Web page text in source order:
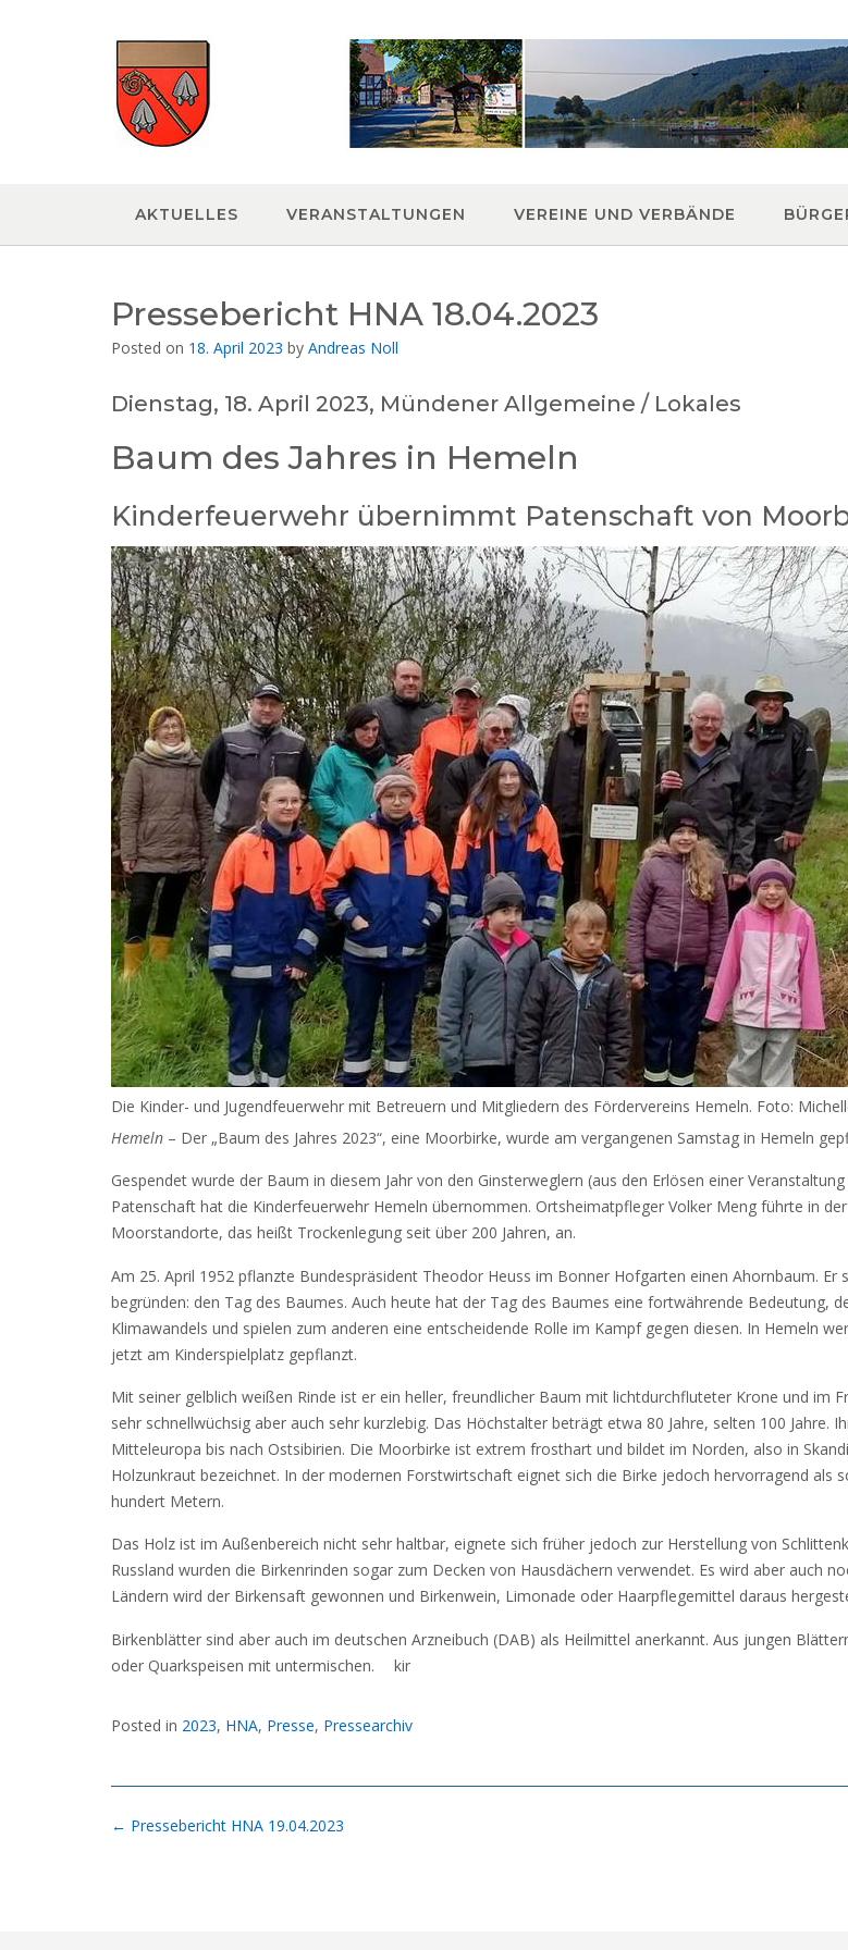
AKTUELLES VERANSTALTUNGEN VEREINE UND VERBÄNDE
Pressebericht HNA 18.04.2023
Posted on 18. April 2023 by Andreas Noll
Dienstag, 18. April 2023, Mündener Allgemeine / Lokales
Baum des Jahres in Hemeln
Kinderfeuerwehr übernimmt Patenschaft von
Die Kinder- und Jugendfeuerwehr mit Betreuern und Mitgliedern des Fördervereins Hemeln. Foto:
Hemeln – Der „Baum des Jahres 2023“, eine Moorbirke, wurde am vergangenen Samstag in Hemeln
Gespendet wurde der Baum in diesem Jahr von den Ginsterweglern (aus den Erlösen einer
Patenschaft hat die Kinderfeuerwehr Hemeln übernommen. Ortsheimatpfleger Volker Meng führte in
Moorstandorte, das heißt Trockenlegung seit über 200 Jahren, an.
Am 25. April 1952 pflanzte Bundespräsident Theodor Heuss im Bonner Hofgarten einen Ahornbaum.
begründen: den Tag des Baumes. Auch heute hat der Tag des Baumes eine fortwährende Bedeutung,
Klimawandels und spielen zum anderen eine entscheidende Rolle im Kampf gegen diesen. In Hemeln
jetzt am Kinderspielplatz gepflanzt.
Mit seiner gelblich weißen Rinde ist er ein heller, freundlicher Baum mit lichtdurchfluteter Krone und im
sehr schnellwüchsig aber auch sehr kurzlebig. Das Höchstalter beträgt etwa 80 Jahre, selten 100 Jahre.
Mitteleuropa bis nach Ostsibirien. Die Moorbirke ist extrem frosthart und bildet im Norden, also in
Holzunkraut bezeichnet. In der modernen Forstwirtschaft eignet sich die Birke jedoch hervorragend als
hundert Metern.
Das Holz ist im Außenbereich nicht sehr haltbar, eignete sich früher jedoch zur Herstellung von
Russland wurden die Birkenrinden sogar zum Decken von Hausdächern verwendet. Es wird aber auch
Ländern wird der Birkensaft gewonnen und Birkenwein, Limonade oder Haarpflegemittel daraus
Birkenblätter sind aber auch im deutschen Arzneibuch (DAB) als Heilmittel anerkannt. Aus jungen
oder Quarkspeisen mit untermischen. kir
Posted in 2023, HNA, Presse, Pressearchiv
Post
← Pressebericht HNA 19.04.2023